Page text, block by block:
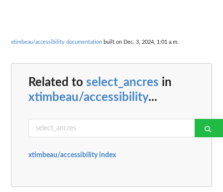
xtimbeau/accessibility documentation built on Dec. 3, 2024, 1:01 a.m.
Related to select_ancres in
xtimbeau/accessibility...
xtimbeau/accessibility index